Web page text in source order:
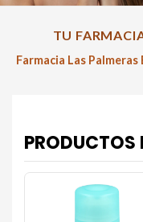
TU
Farmacia Las